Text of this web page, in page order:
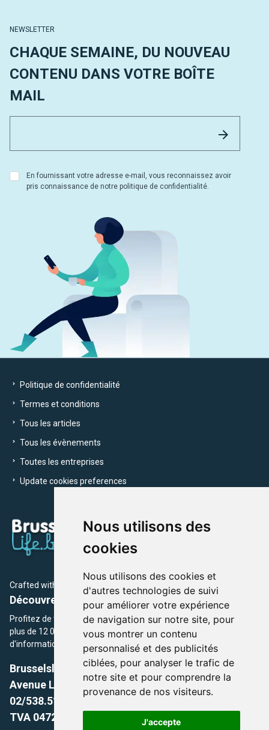
Nous utilisons des
cookies
Nous utilisons des cookies et
d'autres technologies de suivi
pour améliorer votre expérience
de navigation sur notre site, pour
vous montrer un contenu
personnalisé et des publicités
ciblées, pour analyser le trafic de
notre site et pour comprendre la
provenance de nos visiteurs.
J'accepte
NEWSLETTER
CHAQUE SEMAINE, DU NOUVEAU
CONTENU DANS VOTRE BOÎTE
MAIL
En fournissant votre adresse e-mail, vous reconnaissez avoir
pris connaissance de notre politique de confidentialité.
Politique de confidentialité
Termes et conditions
Tous les articles
Tous les évènements
Toutes les entreprises
Update cookies preferences
Crafted with by Brusselslife Team
Découvrez plus de 12 000 adresses et événements
Profitez de toutes les sections de BrusselsLife.be et découvrez
plus de 12 000 adresses et un grand choix d'événements,
d'informations et de conseils et astuces de notre écriture.
Brusselslife.be
Avenue Louise, 500 -1050 Ixelles, Brussels,
02/538.51.49.
TVA 0472.281.221